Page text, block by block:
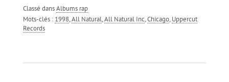
Classé dansAlbums rap
Mots-clés : 1998, All Natural All Natural Inc, Chicago, Uppercut
Records